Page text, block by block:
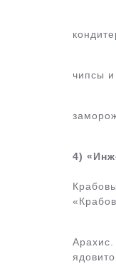
чипсы и
4)